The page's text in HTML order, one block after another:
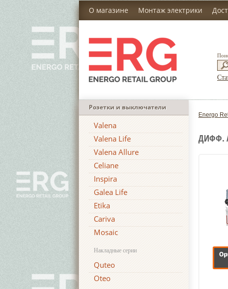
О магазине Монтаж электрики
Розетки и выключатели
Valena
Valena Life
Valena Allure
Celiane
Inspira
Galea Life
Etika
Cariva
Mosaic
Накладные серии
Quteo
Oteo
Energo
ДИФФ.